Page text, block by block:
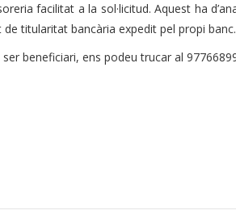
facilitat a la sol·licitud. Aquest ha
titularitat bancària expedit pel propi banc.
beneficiari, ens podeu trucar al